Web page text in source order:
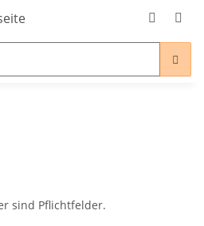
sind Pflichtfelder.